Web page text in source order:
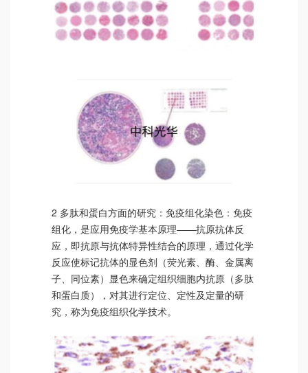
2 多肽和蛋白方面的研究：免疫组化染色：免疫
组化，是应用免疫学基本原理——抗原抗体反
应，即抗原与抗体特异性结合的原理，通过化学
反应使标记抗体的显色剂（荧光素、酶、金属离
子、同位素）显色来确定组织细胞内抗原（多肽
和蛋白质），对其进行定位、定性及定量的研
究，称为免疫组织化学技术。